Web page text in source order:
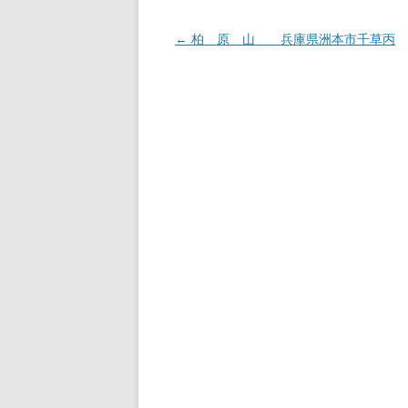
投
← 柏 原 山 兵庫県洲本市千草丙